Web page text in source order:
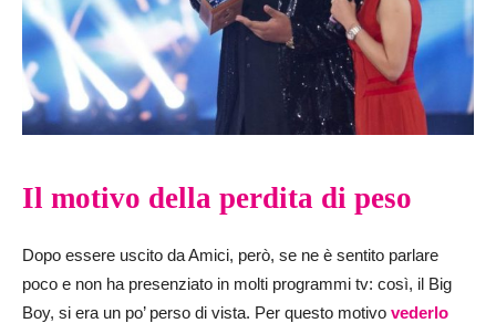
Il motivo della perdita di peso
Dopo essere uscito da Amici, però, se ne è sentito parlare
poco e non ha presenziato in molti programmi tv: così, il Big
Boy, si era un po’ perso di vista. Per questo motivo vederlo